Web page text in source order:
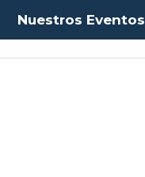
Nuestros Eventos